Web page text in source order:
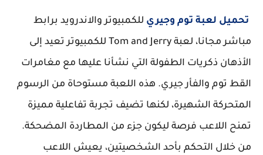
تحميل لعبة توم وجيري للكمبيوتر والاندرويد برابط
مباشر مجانا، لعبة Tom and Jerry للكمبيوتر تعيد إلى
الأذهان ذكريات الطفولة التي نشأنا عليها مع مغامرات
القط توم والفأر جيري. هذه اللعبة مستوحاة من الرسوم
المتحركة الشهيرة، لكنها تضيف تجربة تفاعلية مميزة
تمنح اللاعب فرصة ليكون جزء من المطاردة المضحكة.
من خلال التحكم بأحد الشخصيتين، يعيش اللاعب